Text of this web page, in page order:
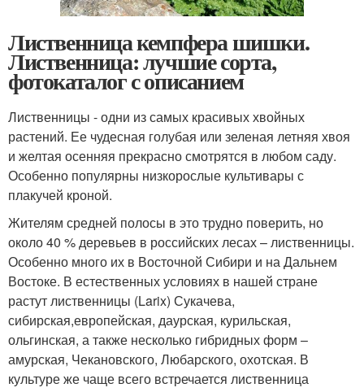
Лиственница кемпфера шишки.
Лиственница: лучшие сорта,
фотокаталог с описанием
Лиственницы - одни из самых красивых хвойных
растений. Ее чудесная голубая или зеленая летняя хвоя
и желтая осенняя прекрасно смотрятся в любом саду.
Особенно популярны низкорослые культивары с
плакучей кроной.
Жителям средней полосы в это трудно поверить, но
около 40 % деревьев в российских лесах – лиственницы.
Особенно много их в Восточной Сибири и на Дальнем
Востоке. В естественных условиях в нашей стране
растут лиственницы (Larix) Сукачева,
сибирская,европейская, даурская, курильская,
ольгинская, а также несколько гибридных форм –
амурская, Чекановского, Любарского, охотская. В
культуре же чаще всего встречается лиственница